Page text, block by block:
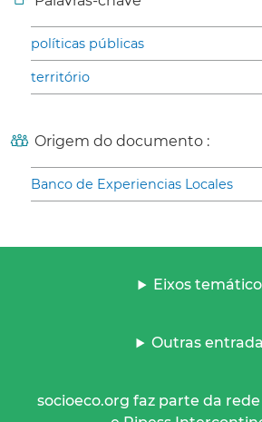
políticas públicas
território
Origem do documento :
Banco de Experiencias Locales
Eixos
Outras
socioeco.org faz parte da